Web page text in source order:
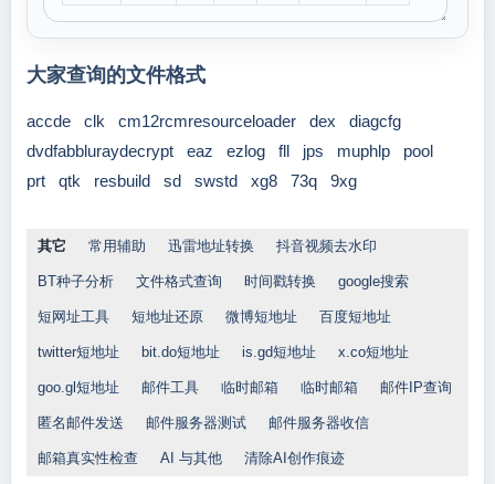
大家查询的文件格式
accde clk cm12rcmresourceloader dex
diagcfg
dvdfabbluraydecrypt
eaz ezlog fll jps muphlp
pool
prt
qtk resbuild sd swstd xg8 73q 9xg
其它 常用辅助 迅雷地址转换 抖音视频去水印
BT种子分析 文件格式查询 时间戳转换 google搜索
短网址工具 短地址还原 微博短地址 百度短地址
twitter短地址 bit.do短地址 is.gd短地址 x.co短地址
goo.gl短地址 邮件工具 临时邮箱 临时邮箱 邮件IP查询
匿名邮件发送 邮件服务器测试 邮件服务器收信
邮箱真实性检查 AI 与其他 清除AI创作痕迹